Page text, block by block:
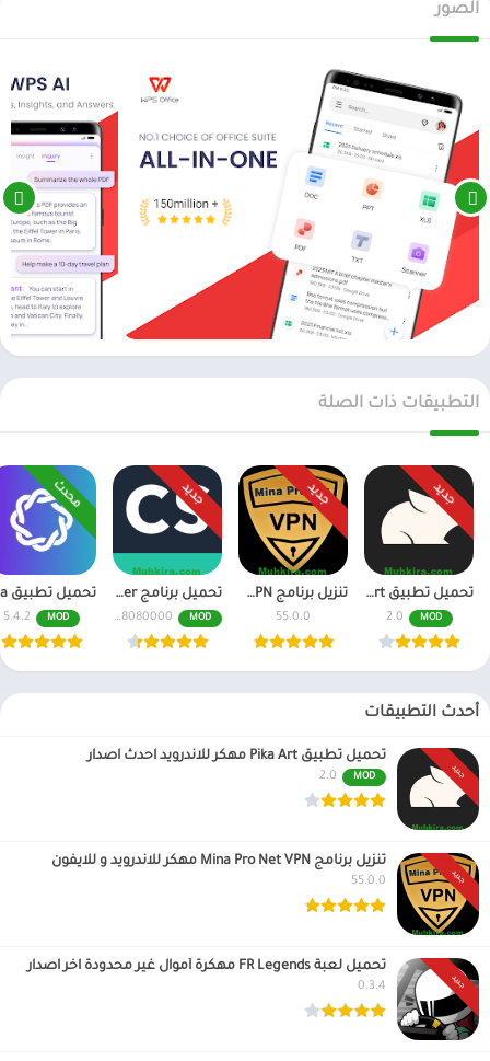
الصور
التطبيقات ذات الصلة
جديد
تحميل تطبيق Pika Art مهكر للاندرويد احدث اصدار
MOD
2.0
جديد
تنزيل برنامج Mina Pro Net VPN مهكر للاندرويد و للايفون
55.0.0
جديد
تحميل برنامج CamScanner مهكر اخر اصدار النسخة المدفوعة
MOD
6.70.0.2408080000
محدث
MOD
5.4.2
أحدث التطبيقات
جديد
تحميل تطبيق Pika Art مهكر للاندرويد احدث اصدار
MOD
2.0
جديد
تنزيل برنامج Mina Pro Net VPN مهكر للاندرويد و للايفون
55.0.0
جديد
تحميل لعبة FR Legends مهكرة أموال غير محدودة اخر اصدار
0.3.4